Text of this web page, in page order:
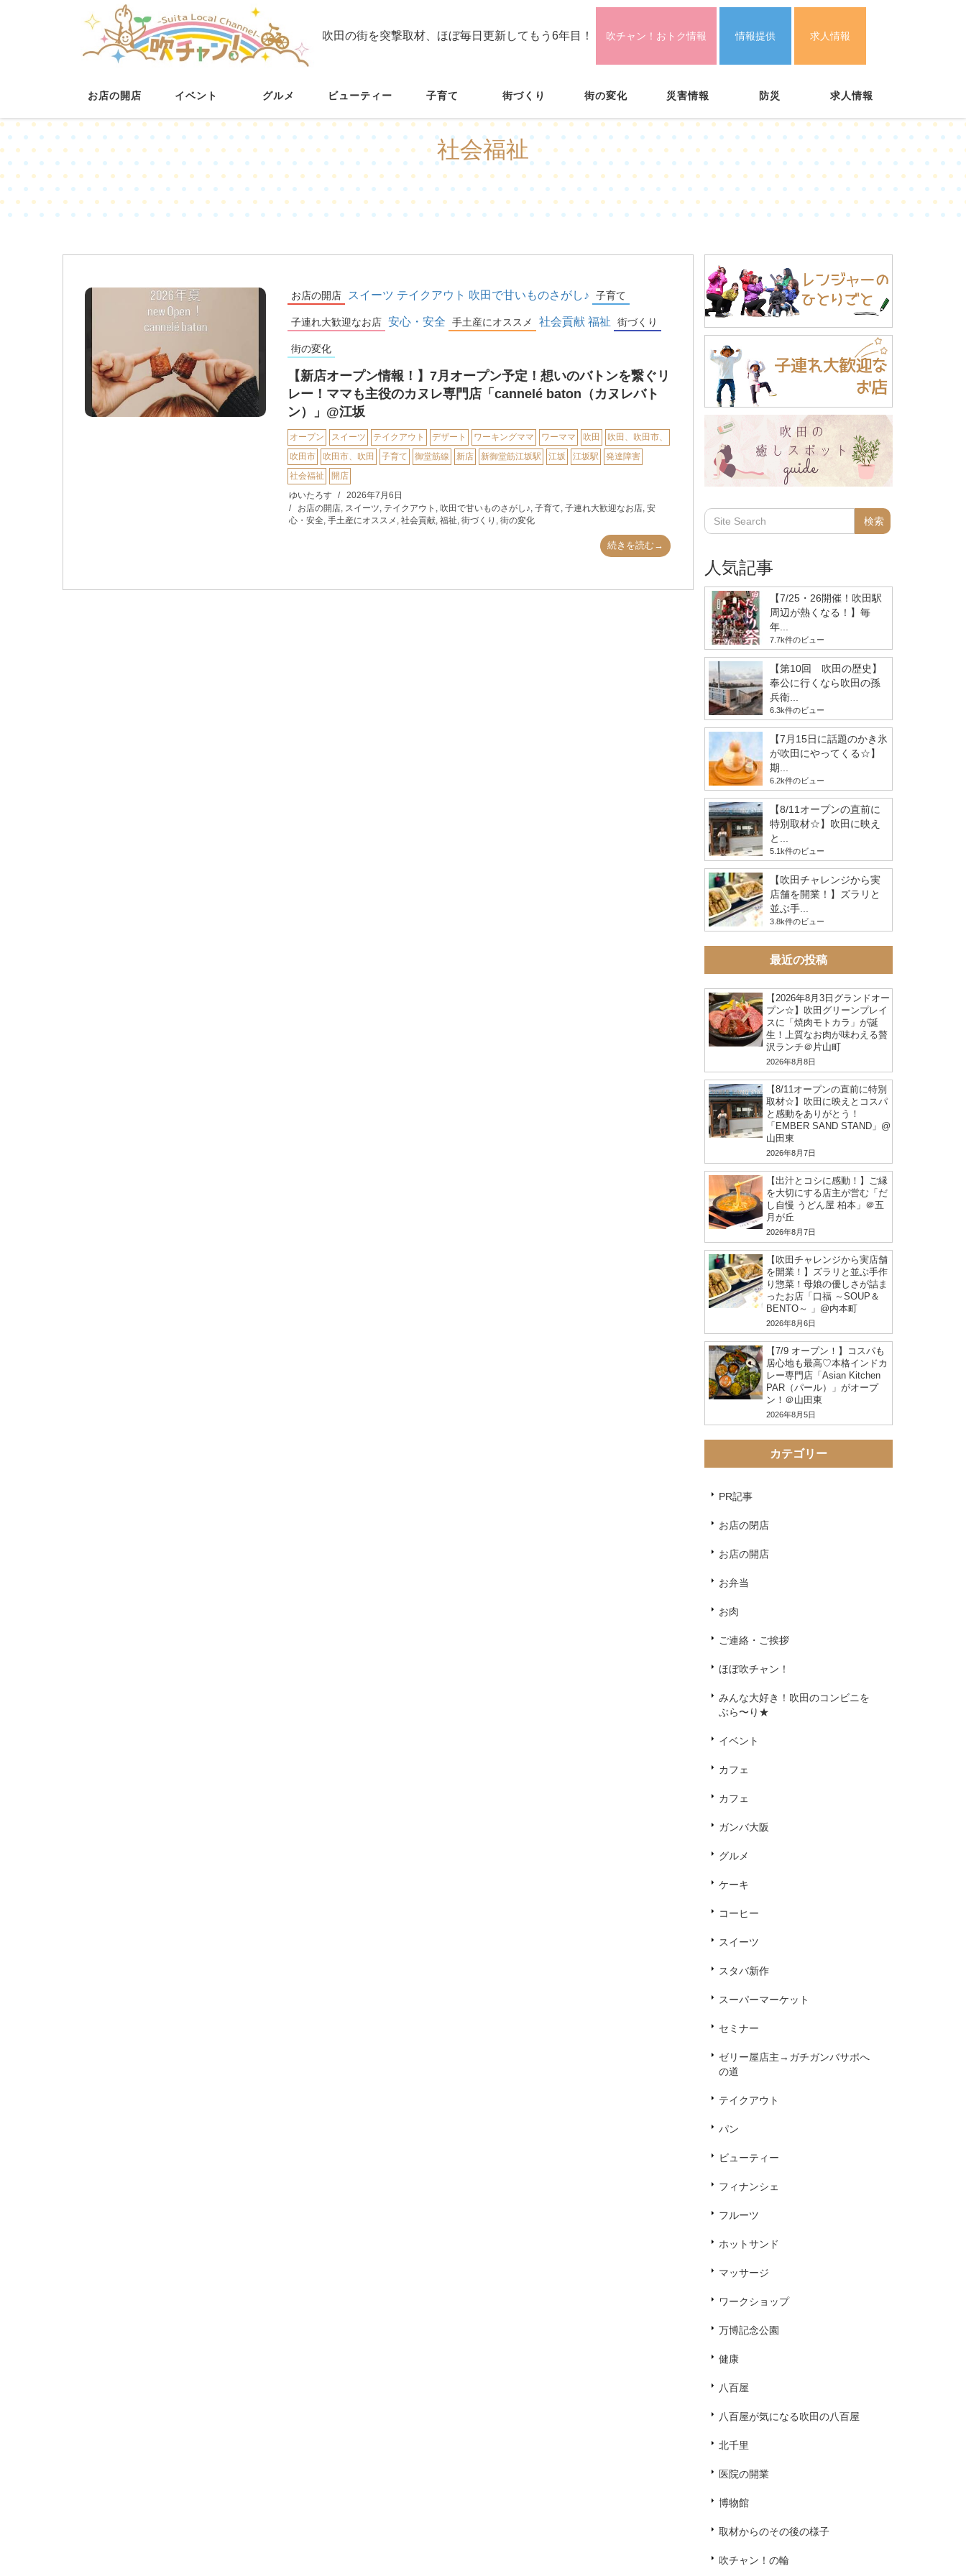
吹田の街を突撃取材、ほぼ毎日更新してもう6年目！ 吹チャン！おトク情報 情報提供 求人情報
お店の開店 イベント グルメ ビューティー 子育て 街づくり 街の変化 災害情報 防災 求人情報
社会福祉
お店の開店 スイーツ テイクアウト 吹田で甘いものさがし♪ 子育て
子連れ大歓迎なお店 安心・安全 手土産にオススメ 社会貢献 福祉 街づくり
街の変化
【新店オープン情報！】7月オープン予定！想いのバトンを繋ぐリ
レー！ママも主役のカヌレ専門店「cannelé baton（カヌレバト
ン）」@江坂
オープン スイーツ テイクアウト デザート ワーキングママ ワーママ 吹田
吹田、吹田市、
吹田市
吹田市、吹田 子育て 御堂筋線 新店 新御堂筋江坂駅 江坂 江坂駅
発達障害
社会福祉
開店
ゆいたろす
2026年7月6日
お店の開店, スイーツ, テイクアウト , 吹田で甘いものさがし♪, 子育て, 子連れ大歓迎なお店, 安
心・安全, 手土産にオススメ , 社会貢献, 福祉, 街づくり , 街の変化
続きを読む→
人気記事
【7/25・26開催！吹田駅
周辺が熱くなる！】毎
年...
7.7k件のビュー
【第10回 吹田の歴史】
奉公に行くなら吹田の孫
兵衛...
6.3k件のビュー
【7月15日に話題のかき氷
が吹田にやってくる☆】
期...
6.2k件のビュー
【8/11オープンの直前に
特別取材☆】吹田に映え
と...
5.1k件のビュー
【吹田チャレンジから実
店舗を開業！】ズラリと
並ぶ手...
3.8k件のビュー
最近の投稿
【2026年8月3日グランドオー
プン☆】吹田グリーンプレイ
スに「焼肉モトカラ」が誕
生！上質なお肉が味わえる贅
沢ランチ＠片山町
2026年8月8日
【8/11オープンの直前に特別
取材☆】吹田に映えとコスパ
と感動をありがとう！
「EMBER SAND STAND」@
山田東
2026年8月7日
【出汁とコシに感動！】ご縁
を大切にする店主が営む「だ
し自慢 うどん屋 柏本」＠五
月が丘
2026年8月7日
【吹田チャレンジから実店舗
を開業！】ズラリと並ぶ手作
り惣菜！母娘の優しさが詰ま
ったお店「口福 ～SOUP＆
BENTO～ 」@内本町
2026年8月6日
【7/9 オープン！】コスパも
居心地も最高♡本格インドカ
レー専門店「Asian Kitchen
PAR（パール）」がオープ
ン！＠山田東
2026年8月5日
カテゴリー
PR記事
お店の閉店
お店の開店
お弁当
お肉
ご連絡・ご挨拶
ほぼ吹チャン！
みんな大好き！吹田のコンビニを
ぶら〜り★
イベント
カフェ
カフェ
ガンバ大阪
グルメ
ケーキ
コーヒー
スイーツ
スタバ新作
スーパーマーケット
セミナー
ゼリー屋店主→ガチガンバサポへ
の道
テイクアウト
パン
ビューティー
フィナンシェ
フルーツ
ホットサンド
マッサージ
ワークショップ
万博記念公園
健康
八百屋
八百屋が気になる吹田の八百屋
北千里
医院の開業
博物館
取材からのその後の様子
吹チャン！の輪